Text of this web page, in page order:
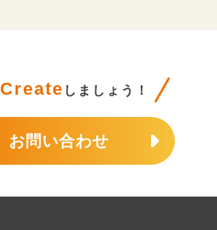
Create しましょう！
お問い合わせ